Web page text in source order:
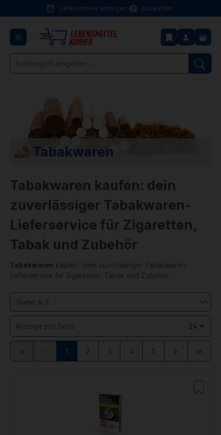
Lieferhinweis
Lieferhinweis anzeigen auswählen
Tabakwaren
Tabakwaren kaufen: dein
zuverlässiger Tabakwaren-
Lieferservice für Zigaretten,
Tabak und Zubehör
Tabakwaren kaufen: dein zuverlässiger Tabakwaren-
Lieferservice für Zigaretten, Tabak und Zubehör
Anzeige pro Seite
ersten
1 2 3 4 5 Weiter
Zur
letzten